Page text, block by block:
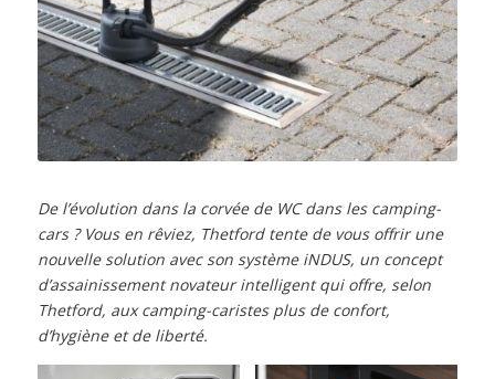
De l’évolution dans la corvée de WC dans les camping-
cars ? Vous en rêviez, Thetford tente de vous offrir une
nouvelle solution avec son système iNDUS, un concept
d’assainissement novateur intelligent qui offre, selon
Thetford, aux camping-caristes plus de confort,
d’hygiène et de liberté.